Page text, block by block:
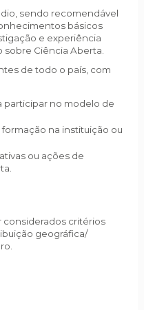
sendo recomendável
básicos
e experiência
Ciência Aberta.
de todo o país, com
participar no modelo de
na instituição ou
ou ações de
considerados critérios
geográfica/